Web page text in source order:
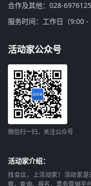
合作及其他：028-
服务时间：工作日（9:00 -
活动家公众号
微信扫一扫，关注公众号
活动家介绍：
找会议，上活动家！活动家
察，查询、报名、票务营销平